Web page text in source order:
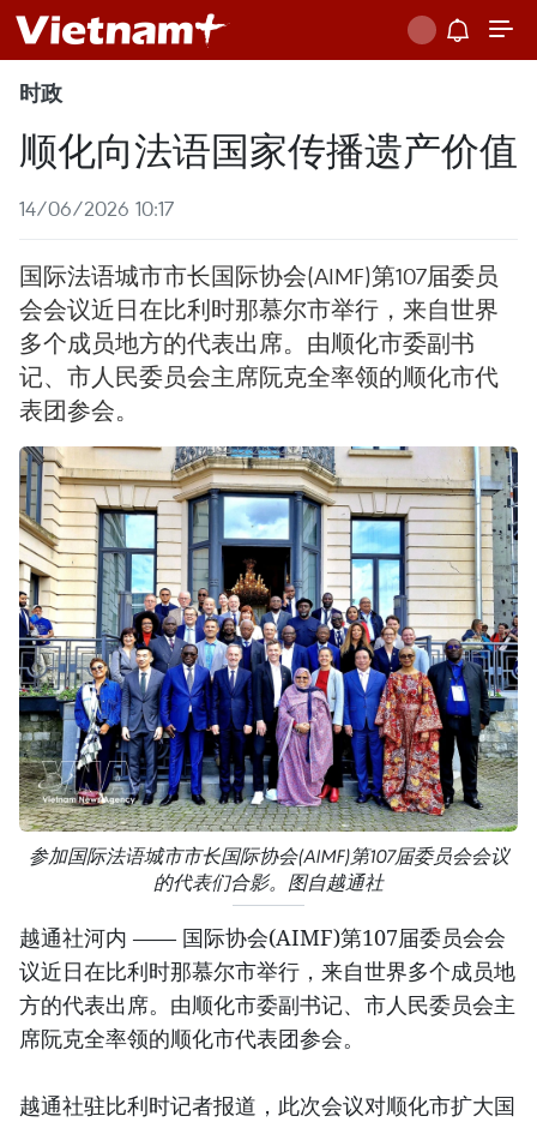
时政
顺化向法语国家传播遗产价值
14/06/2026 10:17
国际法语城市市长国际协会(AIMF)第107届委员
会会议近日在比利时那慕尔市举行，来自世界
多个成员地方的代表出席。由顺化市委副书
记、市人民委员会主席阮克全率领的顺化市代
表团参会。
参加国际法语城市市长国际协会(AIMF)第107届委员会会议
的代表们合影。图自越通社
越通社河内 —— 国际协会(AIMF)第107届委员会会
议近日在比利时那慕尔市举行，来自世界多个成员地
方的代表出席。由顺化市委副书记、市人民委员会主
席阮克全率领的顺化市代表团参会。
越通社驻比利时记者报道，此次会议对顺化市扩大国